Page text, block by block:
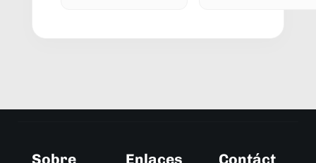
Sobre Enlaces Contáct